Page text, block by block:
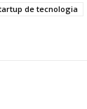
de tecnologia